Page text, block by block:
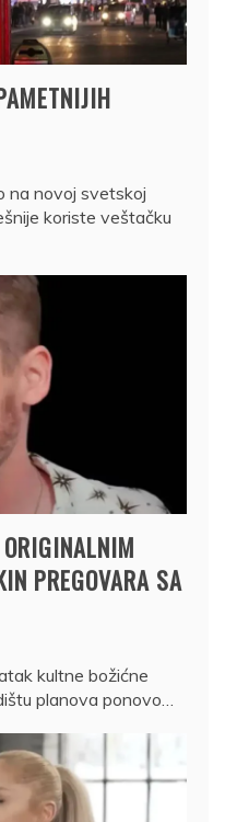
na novoj svetskoj
koriste veštačku
PREGOVARA SA
kultne božićne
planova ponovo…